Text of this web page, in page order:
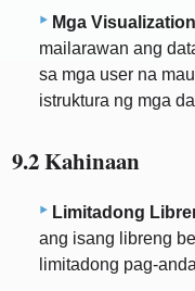
Mga
mailarawan ang
sa mga user na
istruktura ng mga
9.2 Kahinaan
Limitadong
ang isang libreng
limitadong pag-